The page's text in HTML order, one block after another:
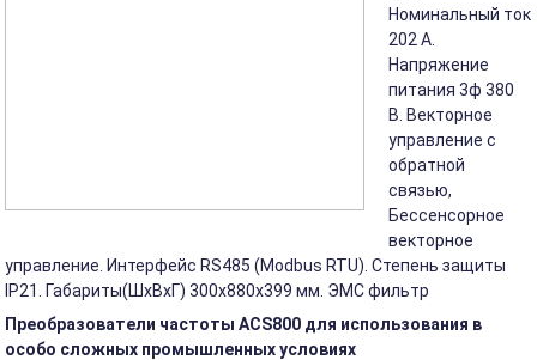
Номинальный ток
202 А.
Напряжение
питания 3ф 380
В. Векторное
управление с
обратной
связью,
Бессенсорное
векторное
управление. Интерфейс RS485 (Modbus RTU). Степень защиты
IP21. Габариты(ШхВхГ) 300x880x399 мм. ЭМС фильтр
Преобразователи частоты ACS800 для использования в
особо сложных промышленных условиях